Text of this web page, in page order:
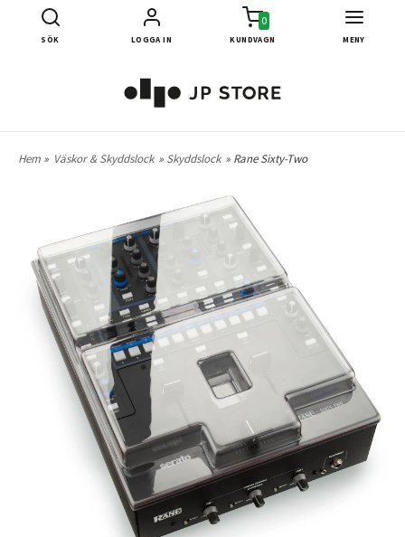
SÖK LOGGA IN
0
KUNDVAGN MENY
Hem » Väskor & Skyddslock » Skyddslock » Rane Sixty-Two